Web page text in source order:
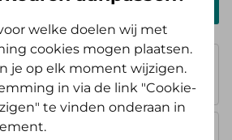
Bewust Polis
welke doelen wij met
cookies mogen plaatsen.
je op elk moment wijzigen.
in via de link "Cookie-
te vinden onderaan in